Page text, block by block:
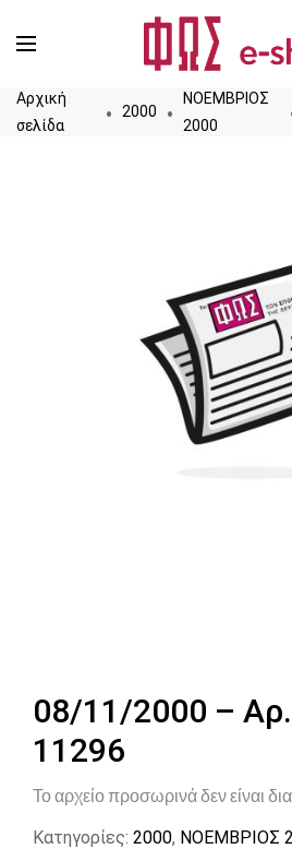
Αρχική
σελίδα
2000
ΝΟΕΜΒΡΙΟΣ
2000
08/11/2000 –
11296
Το αρχείο προσωρινά δεν είναι
Κατηγορίες: 2000, ΝΟΕΜΒΡΙΟΣ